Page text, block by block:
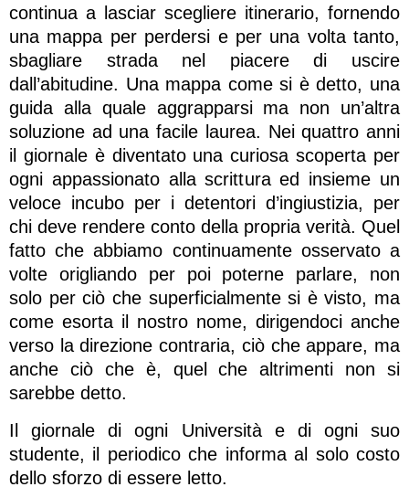
continua a lasciar scegliere itinerario, fornendo
una mappa per perdersi e per una volta tanto,
sbagliare strada nel piacere di uscire
dall’abitudine. Una mappa come si è detto, una
guida alla quale aggrapparsi ma non un’altra
soluzione ad una facile laurea. Nei quattro anni
il giornale è diventato una curiosa scoperta per
ogni appassionato alla scrittura ed insieme un
veloce incubo per i detentori d’ingiustizia, per
chi deve rendere conto della propria verità. Quel
fatto che abbiamo continuamente osservato a
volte origliando per poi poterne parlare, non
solo per ciò che superficialmente si è visto, ma
come esorta il nostro nome, dirigendoci anche
verso la direzione contraria, ciò che appare, ma
anche ciò che è, quel che altrimenti non si
sarebbe detto.
Il giornale di ogni Università e di ogni suo
studente, il periodico che informa al solo costo
dello sforzo di essere letto.